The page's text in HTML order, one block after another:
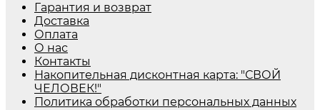
Гарантия и возврат
Доставка
Оплата
О нас
Контакты
Накопительная дисконтная карта: "СВОЙ
ЧЕЛОВЕК!"
Политика обработки персональных данных